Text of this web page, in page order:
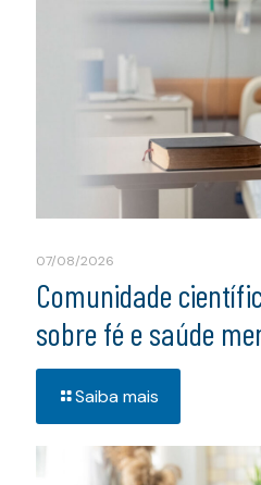
07/08/2026
Comunidade
sobre fé e saúde
Saiba mais